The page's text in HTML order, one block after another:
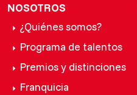
NOSOTROS
¿Quiénes somos?
Programa de talentos
Premios y distinciones
Franquicia